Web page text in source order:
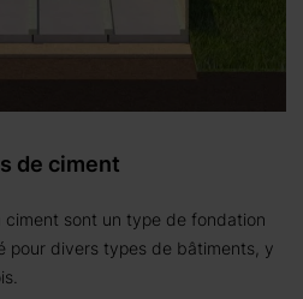
de ciment
ciment sont un type de fondation
pour divers types de bâtiments, y